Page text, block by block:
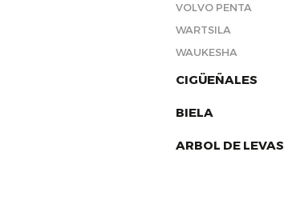
VOLVO PENTA
WARTSILA
WAUKESHA
CIGÜEÑALES
BIELA
ARBOL DE LEVAS